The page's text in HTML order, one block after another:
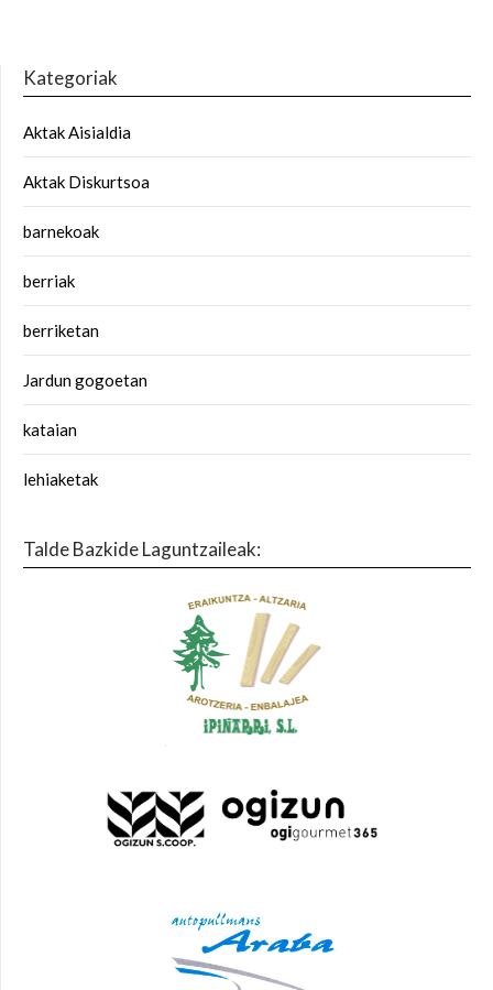
Kategoriak
Aktak Aisialdia
Aktak Diskurtsoa
barnekoak
berriak
berriketan
Jardun gogoetan
kataian
lehiaketak
Talde Bazkide Laguntzaileak: